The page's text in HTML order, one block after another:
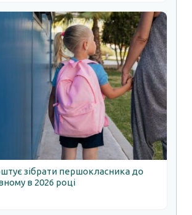
зібрати першокласника до
в 2026 році